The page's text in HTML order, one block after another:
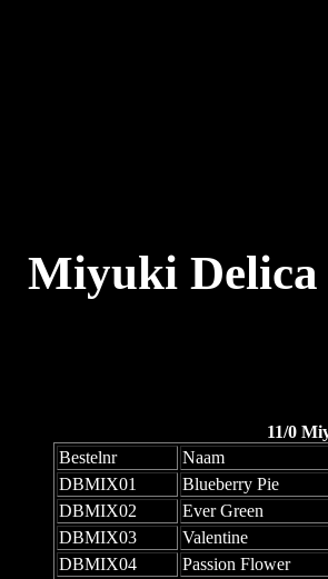
Miyuki Delica
11/0
Bestelnr
Naam
DBMIX01
Blueberry Pie
DBMIX02
Ever Green
DBMIX03
Valentine
DBMIX04
Passion Flower